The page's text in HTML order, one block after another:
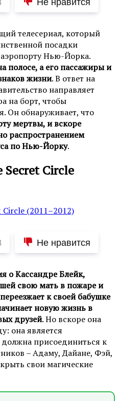
телесериал, который
посадки
аэропорту Нью-Йорка.
полосе, а его пассажиры и
жизни. В ответ на
направляет
на борт, чтобы
Он обнаруживает, что
мертвы, и вскоре
распространением
по Нью-Йорку.
Circle
Не нравится
о Кассандре Блейк,
свою мать в пожаре и
к своей бабушке
новую жизнь в
друзей. Но вскоре она
она является
присоединиться к
– Адаму, Дайане, Фэй,
свои магические